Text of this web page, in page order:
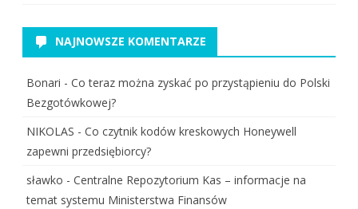
NAJNOWSZE KOMENTARZE
Bonari - Co teraz można zyskać po przystąpieniu do Polski
Bezgotówkowej?
NIKOLAS - Co czytnik kodów kreskowych Honeywell
zapewni przedsiębiorcy?
sławko - Centralne Repozytorium Kas – informacje na
temat systemu Ministerstwa Finansów